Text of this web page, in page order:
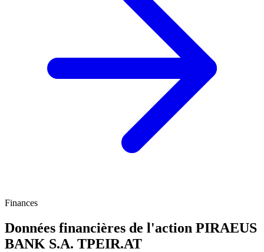
Finances
Données financières de l'action PIRAEUS
BANK S.A. TPEIR.AT